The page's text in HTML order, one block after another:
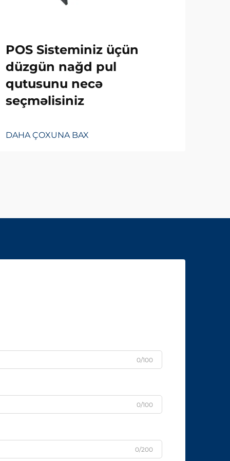
POS Sisteminiz üçün
düzgün nağd pul
qutusunu necə
seçməlisiniz
DAHA ÇOXUNA BAX
0/100
0/100
0/200